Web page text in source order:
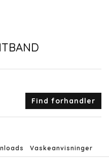
Find forhandler
Vaskeanvisninger